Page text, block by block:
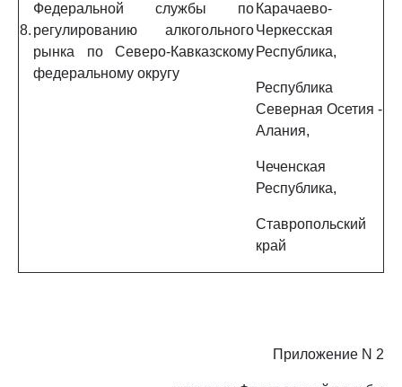
8.
Федеральной службы по
регулированию алкогольного
рынка по Северо-Кавказскому
федеральному округу
Карачаево-
Черкесская
Республика,
Республика
Северная Осетия -
Алания,
Чеченская
Республика,
Ставропольский
край
Приложение N 2